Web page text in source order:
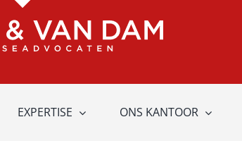
EXPERTISE ONS KANTOOR